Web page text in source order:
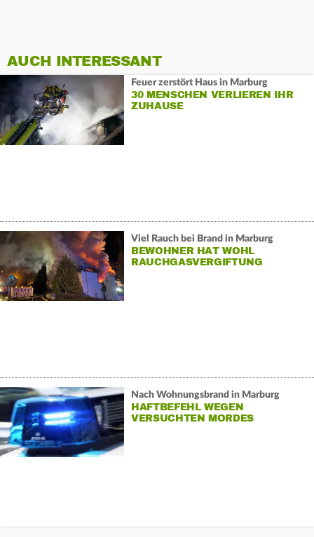
AUCH INTERESSANT
Feuer zerstört Haus in Marburg
30 MENSCHEN VERLIEREN IHR
ZUHAUSE
Viel Rauch bei Brand in Marburg
BEWOHNER HAT WOHL
RAUCHGASVERGIFTUNG
Nach Wohnungsbrand in Marburg
HAFTBEFEHL WEGEN
VERSUCHTEN MORDES